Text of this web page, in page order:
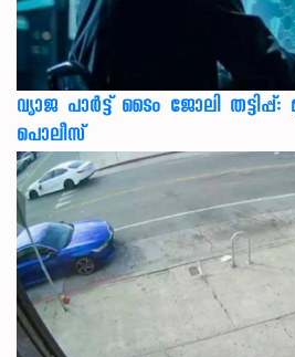
വ്യാജ പാർട്ട് ടൈം ജോലി തട്ടിപ്പ്:
പൊലീസ്